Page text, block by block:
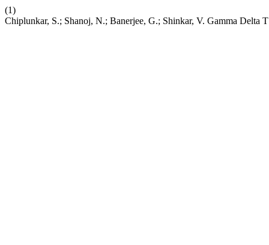
(1)
Chiplunkar, S.; Shanoj, N.; Banerjee, G.; Shinkar, V. Gamma